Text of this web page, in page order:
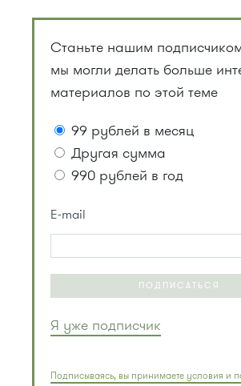
Станьте нашим
мы могли делать больше
материалов по этой теме
99 рублей в месяц
Другая сумма
990 рублей в год
E-mail
ПОДПИСАТЬСЯ
Я уже подписчик
Подписываясь, вы принимаете условия и